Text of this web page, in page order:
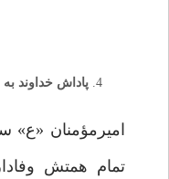
پاداش خداوند به
امیرمؤمنان
تمام همتش